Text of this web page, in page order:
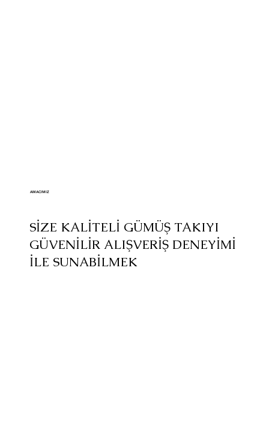
AMACIMIZ
SİZE KALİTELİ GÜMÜŞ TAKIYI
GÜVENİLİR ALIŞVERİŞ DENEYİMİ
İLE SUNABİLMEK